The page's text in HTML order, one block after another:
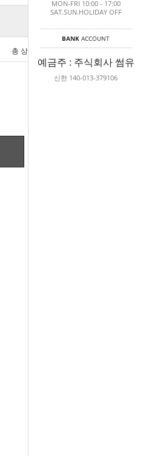
MON-FRI 10:00 - 17:00
SAT.SUN.HOLIDAY OFF
BANK ACCOUNT
예금주 : 주식회사 썸유
신한 140-013-379106
총 상품 금액